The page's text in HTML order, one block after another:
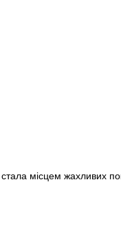
місцем жахливих